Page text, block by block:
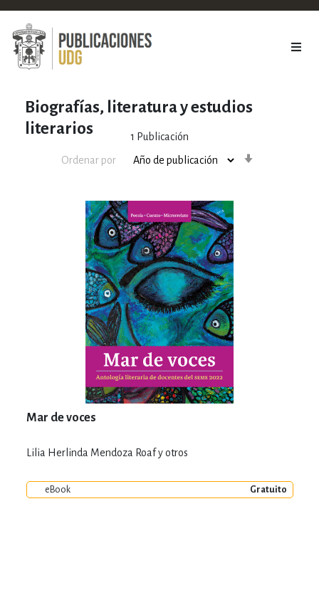
Biografías, literatura y estudios
literarios
1 Publicación
Ordenar por
Mar de voces
Lilia Herlinda Mendoza Roaf y otros
eBook Gratuito